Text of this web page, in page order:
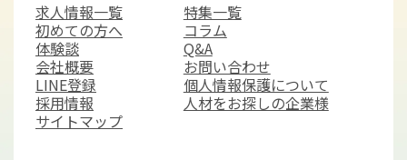
求人情報一覧
特集一覧
初めての方へ
コラム
体験談
Q&A
会社概要
お問い合わせ
LINE登録
個人情報保護について
採用情報
人材をお探しの企業様
サイトマップ